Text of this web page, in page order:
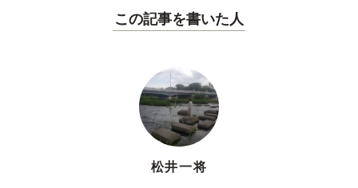
この記事を書いた人
松井一将